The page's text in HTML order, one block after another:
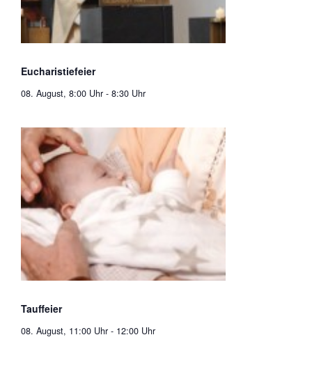
Eucharistiefeier
08. August, 8:00 Uhr - 8:30 Uhr
Tauffeier
08. August, 11:00 Uhr - 12:00 Uhr